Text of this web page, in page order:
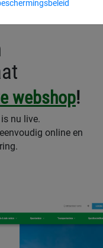
webshop!
nu live.
online en